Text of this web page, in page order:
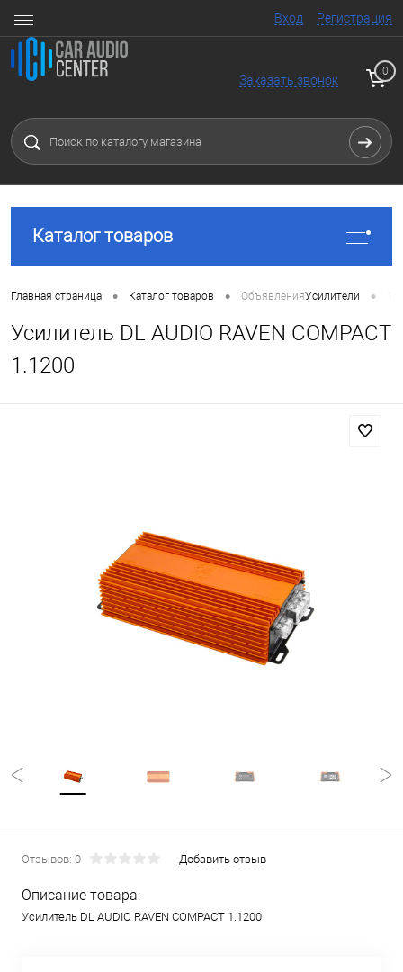
Вход Регистрация
Заказать звонок
0
Каталог товаров
Главная страница • Каталог товаров • ОбъявленияУсилители •
Усилитель DL AUDIO RAVEN COMPACT
1.1200
Отзывов: 0 Добавить отзыв
Описание товара:
Усилитель DL AUDIO RAVEN COMPACT 1.1200